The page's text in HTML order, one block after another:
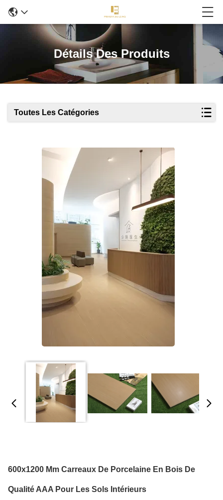
Détails Des Produits
Toutes Les Catégories
600x1200 Mm Carreaux De Porcelaine En Bois De
Qualité AAA Pour Les Sols Intérieurs